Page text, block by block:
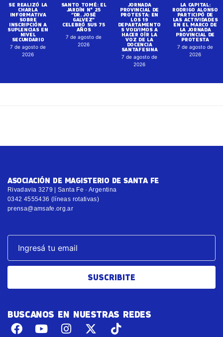
SE REALIZÓ LA
CHARLA
INFORMATIVA
SOBRE
INSCRIPCIÓN A
SUPLENCIAS EN
NIVEL
SECUNDARIO
7 de agosto de
2026
SANTO TOMÉ: EL
JARDÍN N° 25
“DR. JOSÉ
GALVEZ”
CELEBRÓ SUS 75
AÑOS
7 de agosto de
2026
JORNADA
PROVINCIAL DE
PROTESTA: EN
LOS 19
DEPARTAMENTO
S VOLVIMOS A
HACER OÍR LA
VOZ DE LA
DOCENCIA
SANTAFESINA
7 de agosto de
2026
LA CAPITAL:
RODRIGO ALONSO
PARTICIPÓ DE
LAS ACTIVIDADES
EN EL MARCO DE
LA JORNADA
PROVINCIAL DE
PROTESTA
7 de agosto de
2026
ASOCIACIÓN DE MAGISTERIO DE SANTA FE
Rivadavia 3279 | Santa Fe · Argentina
0342 4555436 (líneas rotativas)
prensa@amsafe.org.ar
SUSCRIBITE
BUSCANOS EN NUESTRAS REDES